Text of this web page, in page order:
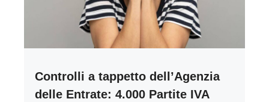
Controlli a tappetto dell’Agenzia
delle Entrate: 4.000 Partite IVA